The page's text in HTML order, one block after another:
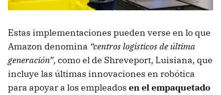
Estas implementaciones pueden verse en lo que
Amazon denomina “centros logísticos de última
generación”, como el de Shreveport, Luisiana, que
incluye las últimas innovaciones en robótica
para apoyar a los empleados en el empaquetado